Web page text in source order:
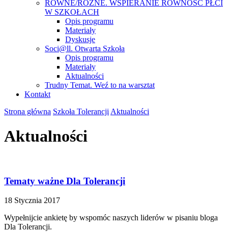
RÓWNE/RÓŻNE. WSPIERANIE RÓWNOŚĆ PŁCI
W SZKOŁACH
Opis programu
Materiały
Dyskusje
Soci@ll. Otwarta Szkoła
Opis programu
Materiały
Aktualności
Trudny Temat. Weź to na warsztat
Kontakt
Strona główna Szkoła Tolerancji Aktualności
Aktualności
Tematy ważne Dla Tolerancji
18 Stycznia 2017
Wypełnijcie ankietę by wspomóc naszych liderów w pisaniu bloga
Dla Tolerancji.